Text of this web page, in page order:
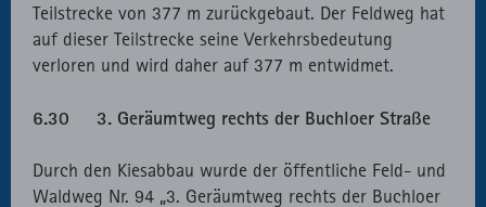
Teilstrecke von 377 m zurückgebaut. Der Feldweg hat
auf dieser Teilstrecke seine Verkehrsbedeutung
verloren und wird daher auf 377 m entwidmet.
6.30 3. Geräumtweg rechts der Buchloer Straße
Durch den Kiesabbau wurde der öffentliche Feld- und
Waldweg Nr. 94 „3. Geräumtweg rechts der Buchloer